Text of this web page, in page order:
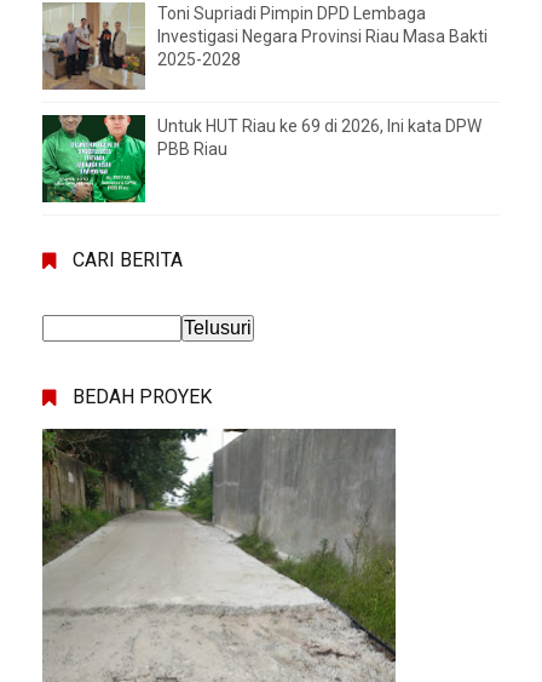
Toni Supriadi Pimpin DPD Lembaga
Investigasi Negara Provinsi Riau Masa Bakti
2025-2028
Untuk HUT Riau ke 69 di 2026, Ini kata DPW
PBB Riau
CARI BERITA
BEDAH PROYEK